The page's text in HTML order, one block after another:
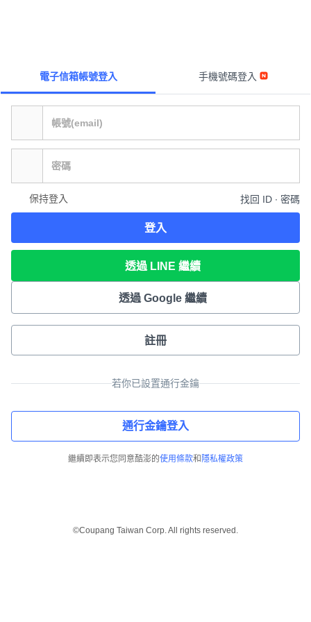
電子信箱帳號登入 手機號碼登入
保持登入 找回 ID ∙ 密碼
登入
透過 LINE 繼續
透過 Google 繼續
註冊
若你已設置通行金鑰
通行金鑰登入
繼續即表示您同意酷澎的使用條款和 隱私權政策
©Coupang Taiwan Corp. All rights reserved.